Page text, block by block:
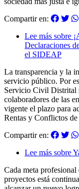
Compartir en:
Lee más sobre
Declaraciones
el SIDEAP
La transparencia y la
servicio público. Por
Servicio Civil Distrital
colaboradores de las
vigente el plazo para
Rentas y Conflictos
Compartir en:
Lee más sobre
Cada meta
proyectos está